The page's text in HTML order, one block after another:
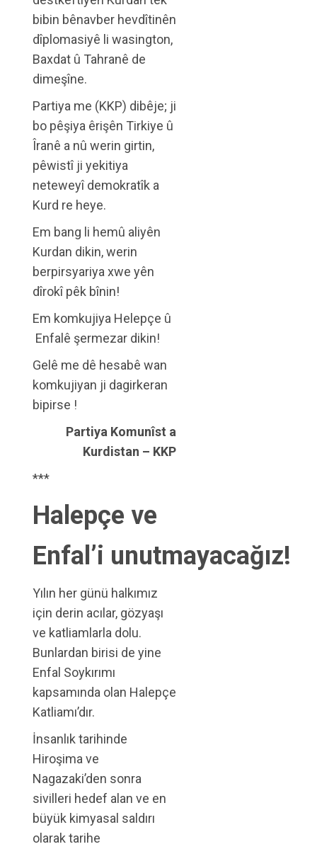
bibin bênavber hevdîtinên
dîplomasiyê li wasington,
Baxdat û Tahranê de
dimeşîne.
Partiya me (KKP) dibêje; ji
bo pêşiya êrişên Tirkiye û
Îranê a nû werin girtin,
pêwistî ji yekitiya
neteweyî demokratîk a
Kurd re heye.
Em bang li hemû aliyên
Kurdan dikin, werin
berpirsyariya xwe yên
dîrokî pêk bînin!
Em komkujiya Helepçe û
Enfalê şermezar dikin!
Gelê me dê hesabê wan
komkujiyan ji dagirkeran
bipirse !
Partiya Komunîst a
Kurdistan – KKP
***
Halepçe ve
Enfal’i unutmayacağız!
Yılın her günü halkımız
için derin acılar, gözyaşı
ve katliamlarla dolu.
Bunlardan birisi de yine
Enfal Soykırımı
kapsamında olan Halepçe
Katliamı’dır.
İnsanlık tarihinde
Hiroşima ve
Nagazaki’den sonra
sivilleri hedef alan ve en
büyük kimyasal saldırı
olarak tarihe